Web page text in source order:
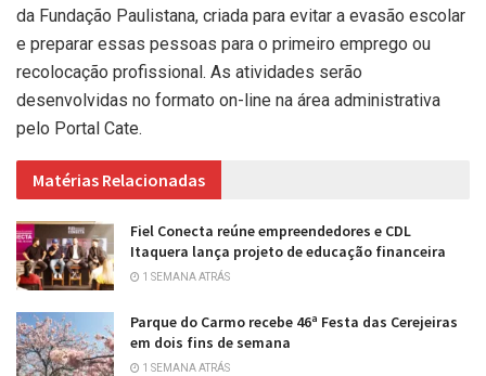
da Fundação Paulistana, criada para evitar a evasão escolar
e preparar essas pessoas para o primeiro emprego ou
recolocação profissional. As atividades serão
desenvolvidas no formato on-line na área administrativa
pelo Portal Cate.
Matérias Relacionadas
Fiel Conecta reúne empreendedores e CDL
Itaquera lança projeto de educação financeira
1 SEMANA ATRÁS
Parque do Carmo recebe 46ª Festa das Cerejeiras
em dois fins de semana
1 SEMANA ATRÁS